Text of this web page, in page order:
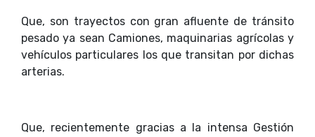
Que, son trayectos con gran afluente de tránsito
pesado ya sean Camiones, maquinarias agrícolas y
vehículos particulares los que transitan por dichas
arterias.
Que, recientemente gracias a la intensa Gestión